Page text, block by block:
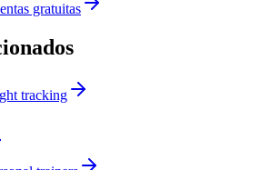
gratuitas
tracking